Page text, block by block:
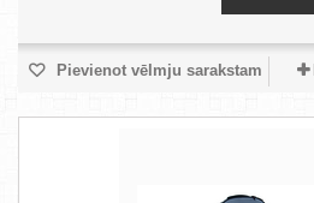
Pievienot vēlmju sarakstam